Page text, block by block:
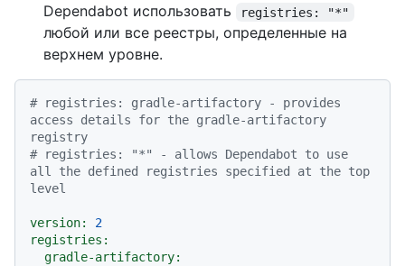
Dependabot использовать
registries: "*"
любой или все реестры, определенные на
верхнем уровне.
# registries: gradle-artifactory - provides
access details for the gradle-artifactory
registry
# registries: "*" - allows Dependabot to use
all the defined registries specified at the top
level
version:
2
registries:
gradle-artifactory: